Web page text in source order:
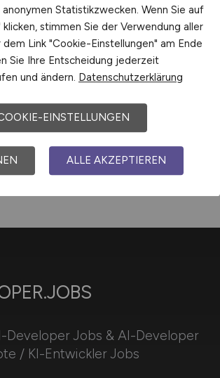
Developer Jobs & AI-Developer
/ KI-Entwickler Jobs
Statistikzwecken. Wenn Sie auf
stimmen Sie der Verwendung aller
Link "Cookie-Einstellungen" am Ende
Sie Ihre Entscheidung jederzeit
und ändern. Datenschutzerklärung
EINSTELLUNGEN
ALLE AKZEPTIEREN